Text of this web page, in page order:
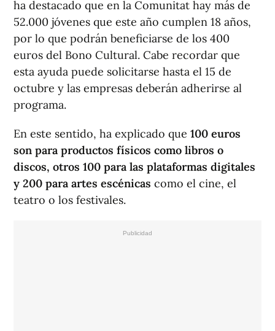
ha destacado que en la Comunitat hay más de
52.000 jóvenes que este año cumplen 18 años,
por lo que podrán beneficiarse de los 400
euros del Bono Cultural. Cabe recordar que
esta ayuda puede solicitarse hasta el 15 de
octubre y las empresas deberán adherirse al
programa.
En este sentido, ha explicado que 100 euros
son para productos físicos como libros o
discos, otros 100 para las plataformas digitales
y 200 para artes escénicas como el cine, el
teatro o los festivales.